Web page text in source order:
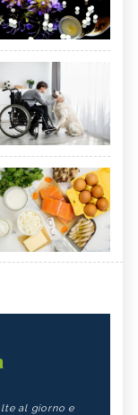
al giorno e